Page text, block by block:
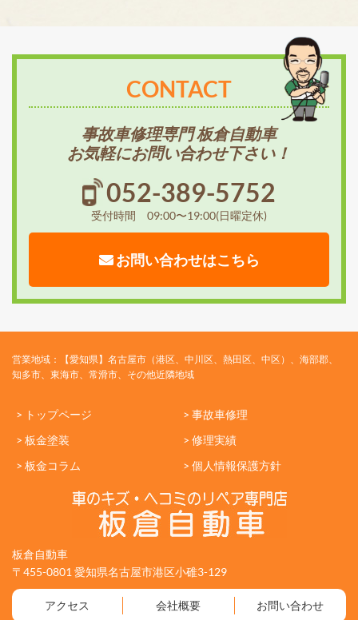
CONTACT
事故車修理専門 板倉自動車
お気軽にお問い合わせ下さい！
052-389-5752
受付時間 09:00〜19:00(日曜定休)
お問い合わせはこちら
営業地域：【愛知県】名古屋市（港区、中川区、熱田区、中区）、海部郡、
知多市、東海市、常滑市、その他近隣地域
> トップページ
> 事故車修理
> 板金塗装
> 修理実績
> 板金コラム
> 個人情報保護方針
板倉自動車
〒455-0801 愛知県名古屋市港区小碓3-129
アクセス 会社概要 お問い合わせ